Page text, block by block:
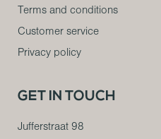
Terms and conditions
Customer service
Privacy policy
GET IN TOUCH
Jufferstraat 98